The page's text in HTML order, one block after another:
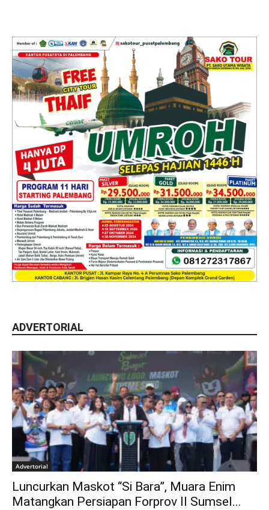
ADVERTORIAL
Advertorial
Luncurkan Maskot “Si Bara”, Muara Enim
Matangkan Persiapan Forprov II Sumsel...